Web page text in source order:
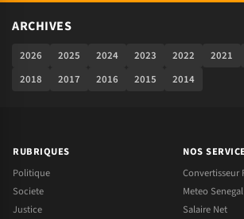
ARCHIVES
2026 2025 2024 2023 2022 2021
2018
2017 2016 2015 2014
RUBRIQUES
Politique
Societe
Justice
NOS
Convertisseur
Meteo Senegal
Salaire Net